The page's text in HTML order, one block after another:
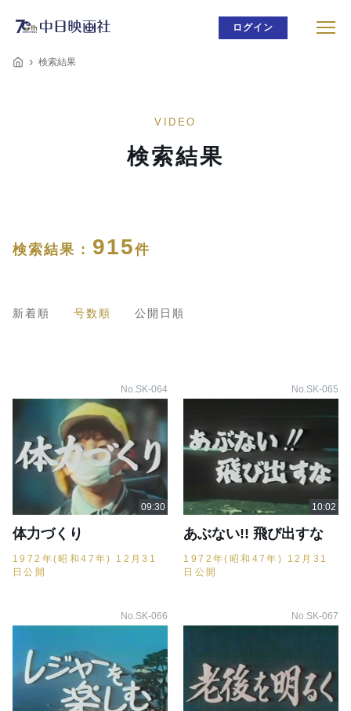
ログイン
検索結果
VIDEO
検索結果
検索結果 : 915件
新着順 号数順 公開日順
No.SK-064
体力づくり
1972年(昭和47年) 12月31
日公開
No.SK-065
あぶない!! 飛び出すな
1972年(昭和47年) 12月31
日公開
No.SK-066 No.SK-067